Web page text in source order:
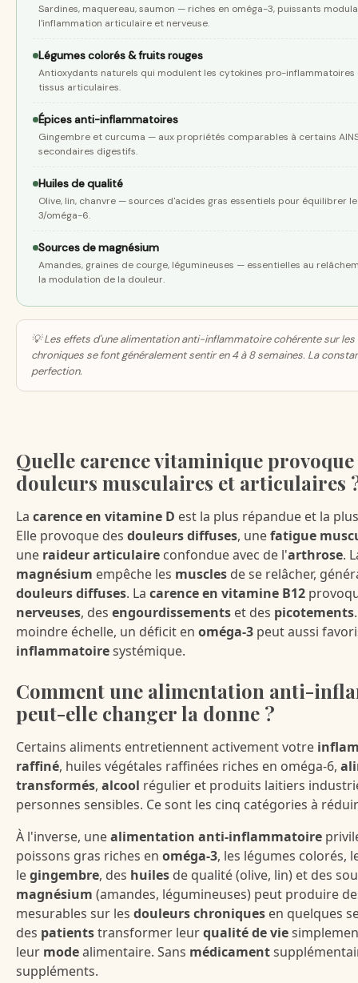
Sardines, maquereau, saumon — riches en oméga-3, puissants
l'inflammation articulaire et nerveuse.
Légumes colorés & fruits rouges
Antioxydants naturels qui modulent les cytokines pro-
tissus articulaires.
Épices anti-inflammatoires
Gingembre et curcuma — aux propriétés comparables à certains
secondaires digestifs.
Huiles de qualité
Olive, lin, chanvre — sources d'acides gras essentiels pour équilibrer
3/oméga-6.
Sources de magnésium
Amandes, graines de courge, légumineuses — essentielles au
la modulation de la douleur.
💡 Les effets d'une alimentation anti-inflammatoire cohérente sur les
chroniques se font généralement sentir en 4 à 8 semaines. La
perfection.
Quelle carence vitaminique provoque
douleurs musculaires et articulaires
La carence en vitamine D est la plus répandue et la
Elle provoque des douleurs diffuses, unefatigue
une raideur articulaire confondue avec de l'arthrose.
magnésium empêche les muscles de se relâcher,
douleurs diffuses. La carence en vitamine B12
nerveuses, des engourdissements et des picotements
moindre échelle, un déficit en oméga-3 peut aussi
inflammatoiresystémique.
Comment une alimentation anti-
peut-elle changer la donne ?
Certains aliments entretiennent activement votre
raffiné, huiles végétales raffinées riches en oméga-6,
transformés, alcool régulier et produits laitiers
personnes sensibles. Ce sont les cinq catégories à
À l'inverse, unealimentation anti-inflammatoire
poissons gras riches en oméga-3, les légumes colorés,
legingembre, des huiles de qualité (olive, lin) et des
magnésium (amandes, légumineuses) peut produire
mesurables sur les douleurs chroniques en quelques
des patientstransformer leurqualité de vie
leur modealimentaire. Sans médicament
suppléments.